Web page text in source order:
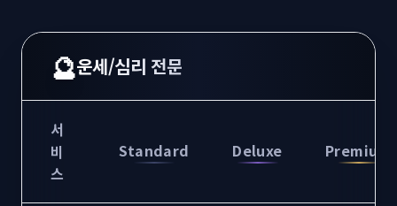
🔮운세/심리 전문
서
비
스
Standard Deluxe Premium